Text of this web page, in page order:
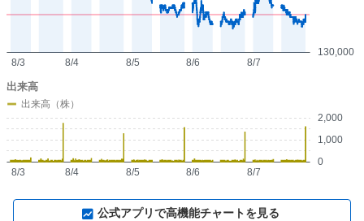
130,000
8/3 8/4 8/5 8/6 8/7
0
1,000
2,000
8/3 8/4 8/5 8/6 8/7
出来高
出来高（株）
公式アプリで高機能チャートを見る